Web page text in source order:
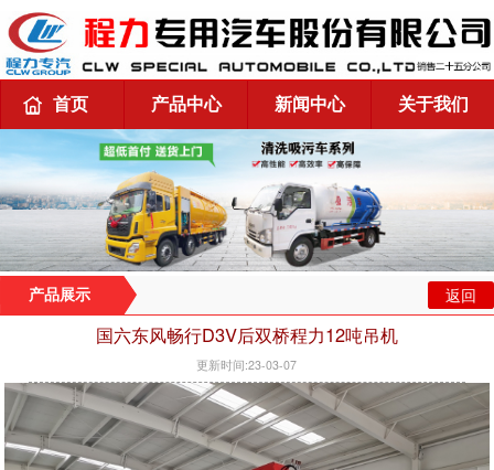
首页 产品中心 新闻中心 关于我们
产品展示 返回
国六东风畅行D3V后双桥程力12吨吊机
更新时间:23-03-07